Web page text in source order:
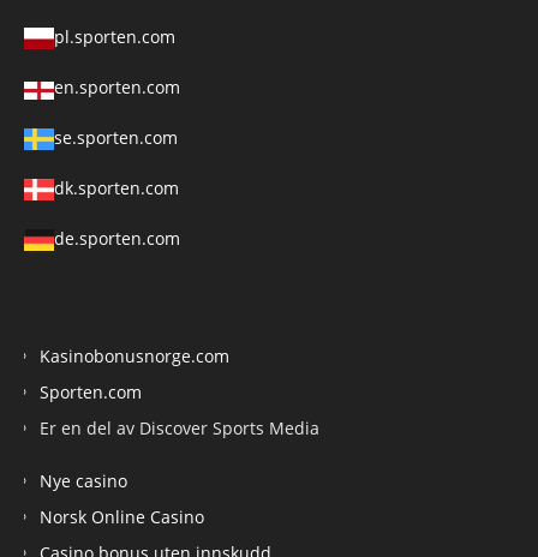
pl.sporten.com
en.sporten.com
se.sporten.com
dk.sporten.com
de.sporten.com
Kasinobonusnorge.com
Sporten.com
Er en del av Discover Sports Media
Nye casino
Norsk Online Casino